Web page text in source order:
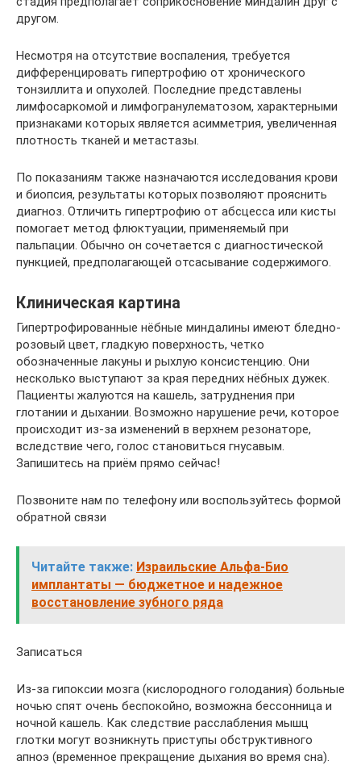
другом.
Несмотря на отсутствие воспаления, требуется
дифференцировать гипертрофию от хронического
тонзиллита и опухолей. Последние представлены
лимфосаркомой и лимфогранулематозом, характерными
признаками которых является асимметрия, увеличенная
плотность тканей и метастазы.
По показаниям также назначаются исследования крови
и биопсия, результаты которых позволяют прояснить
диагноз. Отличить гипертрофию от абсцесса или кисты
помогает метод флюктуации, применяемый при
пальпации. Обычно он сочетается с диагностической
пункцией, предполагающей отсасывание содержимого.
Клиническая картина
Гипертрофированные нёбные миндалины имеют бледно-
розовый цвет, гладкую поверхность, четко
обозначенные лакуны и рыхлую консистенцию. Они
несколько выступают за края передних нёбных дужек.
Пациенты жалуются на кашель, затруднения при
глотании и дыхании. Возможно нарушение речи, которое
происходит из-за изменений в верхнем резонаторе,
вследствие чего, голос становиться гнусавым.
Запишитесь на приём прямо сейчас!
Позвоните нам по телефону или воспользуйтесь формой
обратной связи
Читайте также: Израильские Альфа-Био
имплантаты — бюджетное и надежное
восстановление зубного ряда
Записаться
Из-за гипоксии мозга (кислородного голодания) больные
ночью спят очень беспокойно, возможна бессонница и
ночной кашель. Как следствие расслабления мышц
глотки могут возникнуть приступы обструктивного
апноэ (временное прекращение дыхания во время сна).